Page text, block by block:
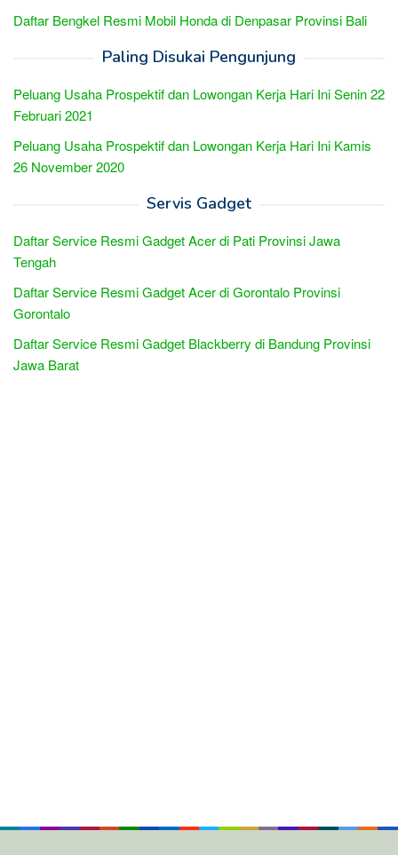
Daftar Bengkel Resmi Mobil Honda di Denpasar Provinsi Bali
Paling Disukai Pengunjung
Peluang Usaha Prospektif dan Lowongan Kerja Hari Ini Senin 22
Februari 2021
Peluang Usaha Prospektif dan Lowongan Kerja Hari Ini Kamis
26 November 2020
Servis Gadget
Daftar Service Resmi Gadget Acer di Pati Provinsi Jawa
Tengah
Daftar Service Resmi Gadget Acer di Gorontalo Provinsi
Gorontalo
Daftar Service Resmi Gadget Blackberry di Bandung Provinsi
Jawa Barat